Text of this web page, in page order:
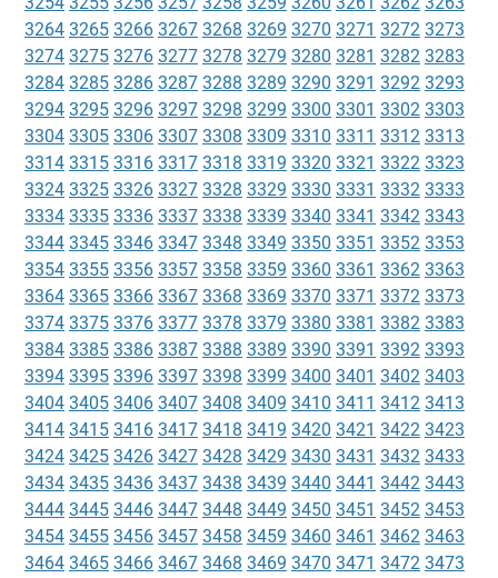
3264 3265 3266 3267 3268 3269 3270 3271 3272 3273
3274 3275 3276 3277 3278 3279 3280 3281 3282 3283
3284 3285 3286 3287 3288 3289 3290 3291 3292 3293
3294 3295 3296 3297 3298 3299 3300 3301 3302 3303
3304 3305 3306 3307 3308 3309 3310 3311 3312 3313
3314 3315 3316 3317 3318 3319 3320 3321 3322 3323
3324 3325 3326 3327 3328 3329 3330 3331 3332 3333
3334 3335 3336 3337 3338 3339 3340 3341 3342 3343
3344 3345 3346 3347 3348 3349 3350 3351 3352 3353
3354 3355 3356 3357 3358 3359 3360 3361 3362 3363
3364 3365 3366 3367 3368 3369 3370 3371 3372 3373
3374 3375 3376 3377 3378 3379 3380 3381 3382 3383
3384 3385 3386 3387 3388 3389 3390 3391 3392 3393
3394 3395 3396 3397 3398 3399 3400 3401 3402 3403
3404 3405 3406 3407 3408 3409 3410 3411 3412 3413
3414 3415 3416 3417 3418 3419 3420 3421 3422 3423
3424 3425 3426 3427 3428 3429 3430 3431 3432 3433
3434 3435 3436 3437 3438 3439 3440 3441 3442 3443
3444 3445 3446 3447 3448 3449 3450 3451 3452 3453
3454 3455 3456 3457 3458 3459 3460 3461 3462 3463
3464 3465 3466 3467 3468 3469 3470 3471 3472 3473